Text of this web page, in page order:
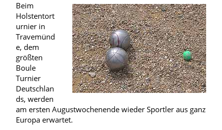
Beim
Holstentort
urnier in
Travemünd
e, dem
größten
Boule
Turnier
Deutschlan
ds, werden
am ersten Augustwochenende wieder Sportler aus ganz
Europa erwartet.